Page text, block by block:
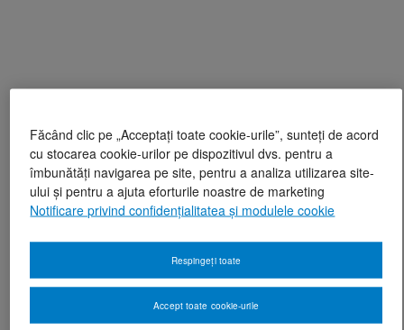
Făcând clic pe „Acceptați toate cookie-urile”, sunteți de acord
cu stocarea cookie-urilor pe dispozitivul dvs. pentru a
îmbunătăți navigarea pe site, pentru a analiza utilizarea site-
ului și pentru a ajuta eforturile noastre de marketing
Notificare privind confidențialitatea și modulele cookie
Respingeți toate
Accept toate cookie-urile